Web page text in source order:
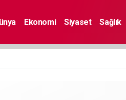
Ekonomi Siyaset Sağlık